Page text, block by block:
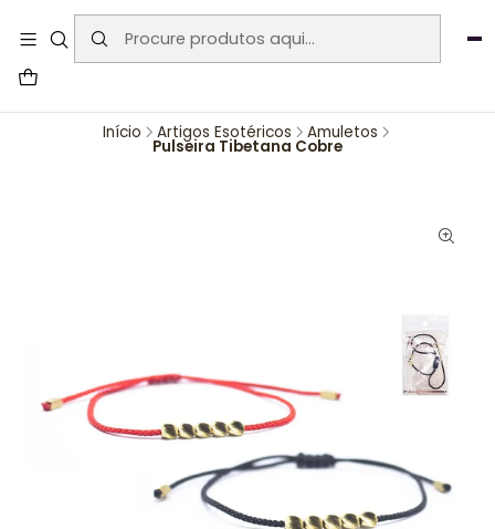
User-agent: * Allow: / Sitemap:
https://www.auraemporium.pt/sitemap.xml
Início Artigos Esotéricos Amuletos
Pulseira Tibetana Cobre